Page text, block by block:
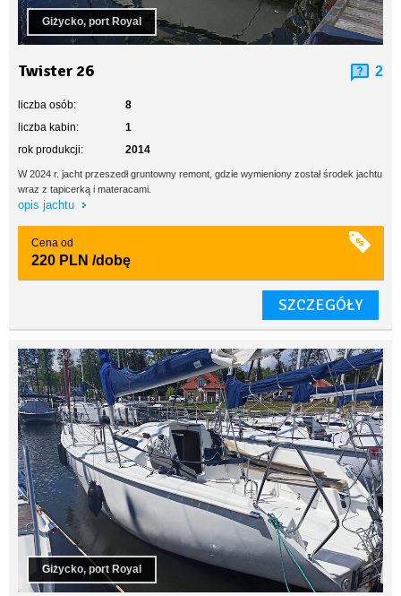
Giżycko, port Royal
Twister 26 2
liczba osób:
8
liczba kabin:
1
rok produkcji:
2014
W 2024 r. jacht przeszedł gruntowny remont, gdzie wymieniony został środek jachtu
wraz z tapicerką i materacami.
opis jachtu
Cena od
220 PLN /dobę
SZCZEGÓŁY
Giżycko, port Royal